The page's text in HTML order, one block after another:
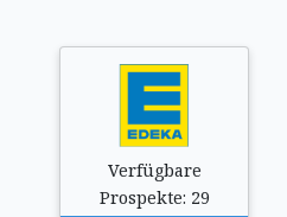
Verfügbare
Prospekte: 29